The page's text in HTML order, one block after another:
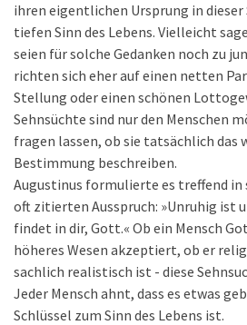
ihren eigentlichen Ursprung in dieser
tiefen Sinn des Lebens. Vielleicht
seien für solche Gedanken noch zu
richten sich eher auf einen netten
Stellung oder einen schönen
Sehnsüchte sind nur den Menschen
fragen lassen, ob sie tatsächlich das
Bestimmung beschreiben.
Augustinus formulierte es treffend in
oft zitierten Ausspruch: »Unruhig ist
findet in dir, Gott.« Ob ein Mensch
höheres Wesen akzeptiert, ob er
sachlich realistisch ist - diese
Jeder Mensch ahnt, dass es etwas
Schlüssel zum Sinn des Lebens ist.